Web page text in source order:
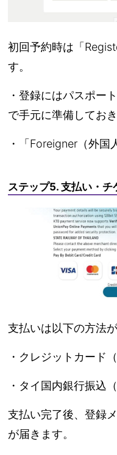
初回予約時は「
す。
・登録にはパスポー
で手元に準備しておき
・「Foreigner（外国
ステップ5. 支払い・チ
支払いは以下の方法が
・クレジットカード
・タイ国内銀行振込
支払い完了後、登録
が届きます。